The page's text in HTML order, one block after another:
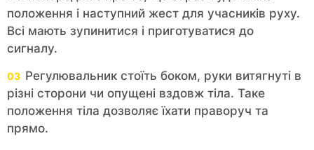
положення і наступний жест для учасників руху.
Всі мають зупинитися і приготуватися до
сигналу.
Регулювальник стоїть боком, руки витягнуті в
різні сторони чи опущені вздовж тіла. Таке
положення тіла дозволяє їхати праворуч та
прямо.